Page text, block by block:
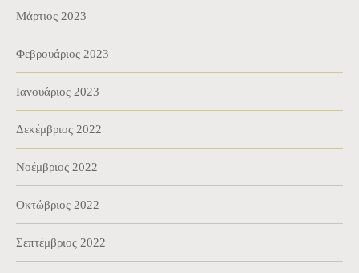
Μάρτιος 2023
Φεβρουάριος 2023
Ιανουάριος 2023
Δεκέμβριος 2022
Νοέμβριος 2022
Οκτώβριος 2022
Σεπτέμβριος 2022